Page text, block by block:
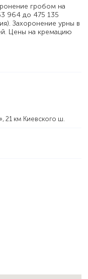
гробом на
964 до 475 135
Захоронение урны в
Цены на кремацию
21 км Киевского ш.